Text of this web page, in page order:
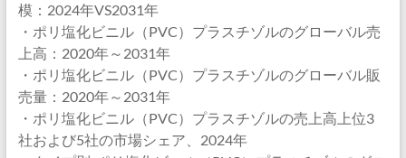
模：2024年VS2031年
・ポリ塩化ビニル（PVC）プラスチゾルのグローバル売
上高：2020年～2031年
・ポリ塩化ビニル（PVC）プラスチゾルのグローバル販
売量：2020年～2031年
・ポリ塩化ビニル（PVC）プラスチゾルの売上高上位3
社および5社の市場シェア、2024年